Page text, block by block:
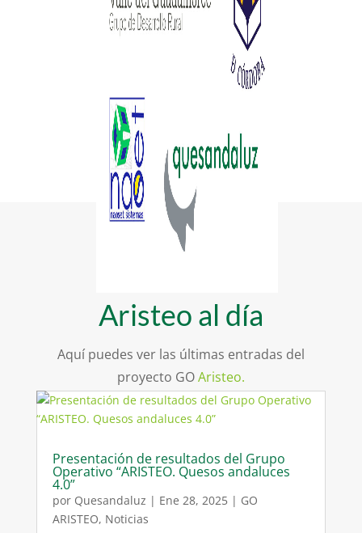
Aristeo al día
Aquí puedes ver las últimas entradas del
proyecto GOAristeo.
Presentación de resultados del Grupo
Operativo “ARISTEO. Quesos andaluces
4.0”
por Quesandaluz | Ene 28, 2025| GO
ARISTEO, Noticias